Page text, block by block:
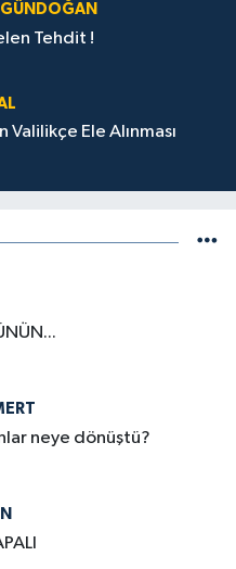
GÜNDOĞAN
Tehdit !
Valilikçe Ele Alınması
neye dönüştü?